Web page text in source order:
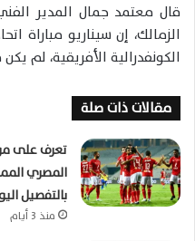
قال معتمد جمال المدير
الزمالك، إن سيناريو
الكونفدرالية الأفريقية، لم
مقالات ذات صلة
تعرف على
بالتفصيل
منذ 3 أيام